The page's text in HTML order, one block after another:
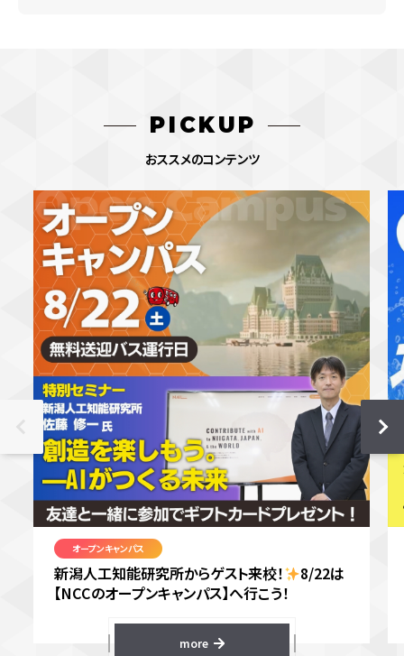
PICKUP
おススメのコンテンツ
オープンキャンパス
新潟人工知能研究所からゲスト来校！
8/22は
【NCCのオープンキャンパス】へ行こう！
more